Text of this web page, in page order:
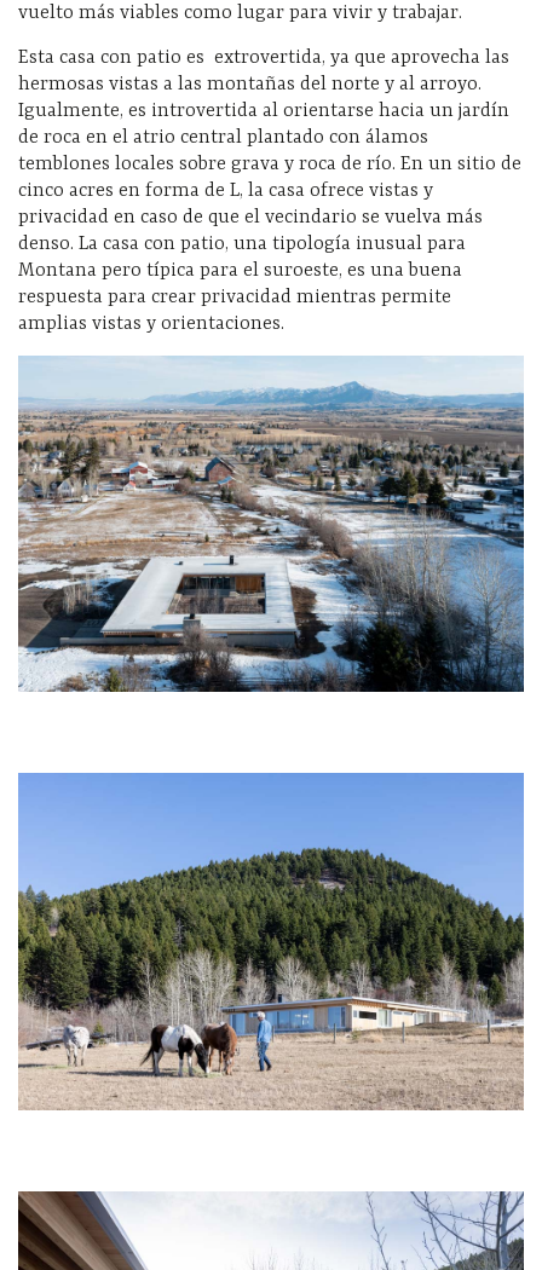
vuelto más viables como lugar para vivir y trabajar.
Esta casa con patio es extrovertida, ya que aprovecha las
hermosas vistas a las montañas del norte y al arroyo.
Igualmente, es introvertida al orientarse hacia un jardín
de roca en el atrio central plantado con álamos
temblones locales sobre grava y roca de río. En un sitio de
cinco acres en forma de L, la casa ofrece vistas y
privacidad en caso de que el vecindario se vuelva más
denso. La casa con patio, una tipología inusual para
Montana pero típica para el suroeste, es una buena
respuesta para crear privacidad mientras permite
amplias vistas y orientaciones.